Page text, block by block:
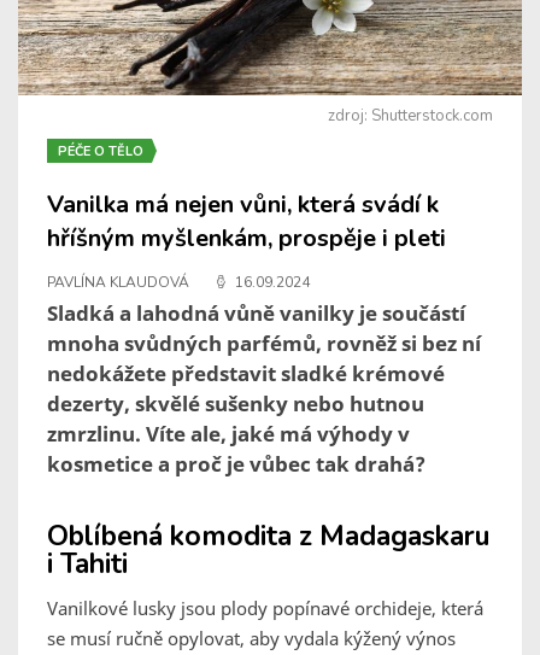
zdroj: Shutterstock.com
PÉČE O TĚLO
Vanilka má nejen vůni, která svádí k
hříšným myšlenkám, prospěje i pleti
PAVLÍNA KLAUDOVÁ 16.09.2024
Sladká a lahodná vůně vanilky je součástí
mnoha svůdných parfémů, rovněž si bez ní
nedokážete představit sladké krémové
dezerty, skvělé sušenky nebo hutnou
zmrzlinu. Víte ale, jaké má výhody v
kosmetice a proč je vůbec tak drahá?
Oblíbená komodita z Madagaskaru
i Tahiti
Vanilkové lusky jsou plody popínavé orchideje, která
se musí ručně opylovat, aby vydala kýžený výnos